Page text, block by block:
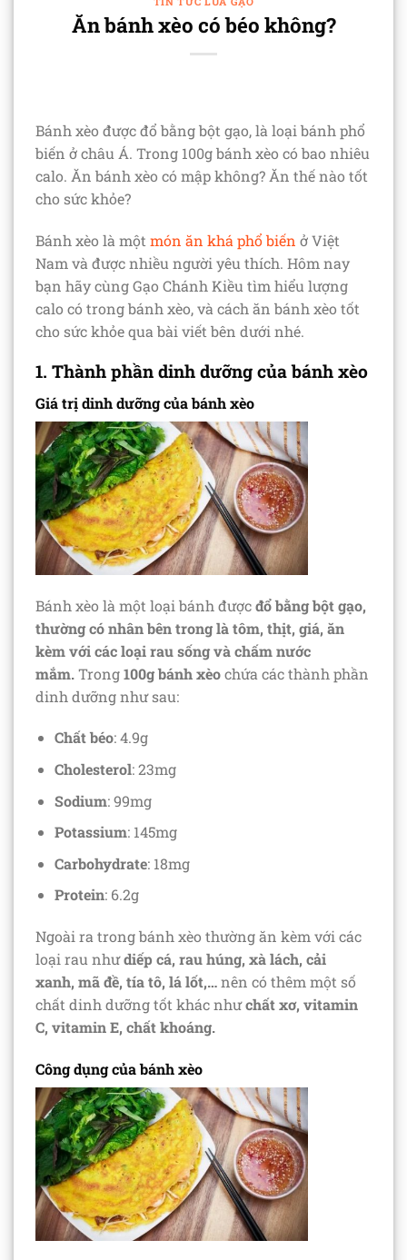
Ăn bánh xèo có béo không?
Bánh xèo được đổ bằng bột gạo, là loại bánh phổ
biến ở châu Á. Trong 100g bánh xèo có bao nhiêu
calo. Ăn bánh xèo có mập không? Ăn thế nào tốt
cho sức khỏe?
Bánh xèo là một món ăn khá phổ biến ở Việt
Nam và được nhiều người yêu thích. Hôm nay
bạn hãy cùng Gạo Chánh Kiều tìm hiểu lượng
calo có trong bánh xèo, và cách ăn bánh xèo tốt
cho sức khỏe qua bài viết bên dưới nhé.
1. Thành phần dinh dưỡng của bánh xèo
Giá trị dinh dưỡng của bánh xèo
Bánh xèo là một loại bánh đượcđổ bằng bột gạo,
thường có nhân bên trong là tôm, thịt, giá, ăn
kèm với các loại rau sống và chấm nước
mắm.Trong100g bánh xèochứa các thành phần
dinh dưỡng như sau:
Chất béo: 4.9g
Cholesterol: 23mg
Sodium: 99mg
Potassium: 145mg
Carbohydrate: 18mg
Protein: 6.2g
Ngoài ra trong bánh xèo thường ăn kèm với các
loại rau nhưdiếp cá, rau húng, xà lách, cải
xanh, mã đề, tía tô, lá lốt,…nên có thêm một số
chất dinh dưỡng tốt khác nhưchất xơ, vitamin
C, vitamin E, chất khoáng.
Công dụng của bánh xèo